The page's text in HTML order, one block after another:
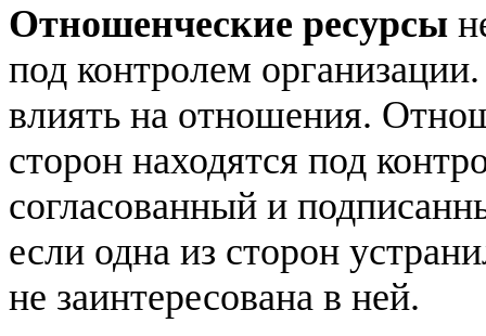
Отношенческие ресурсы
под контролем
влиять на отношения.
сторон находятся под
согласованный и
если одна из сторон
не заинтересована в ней.